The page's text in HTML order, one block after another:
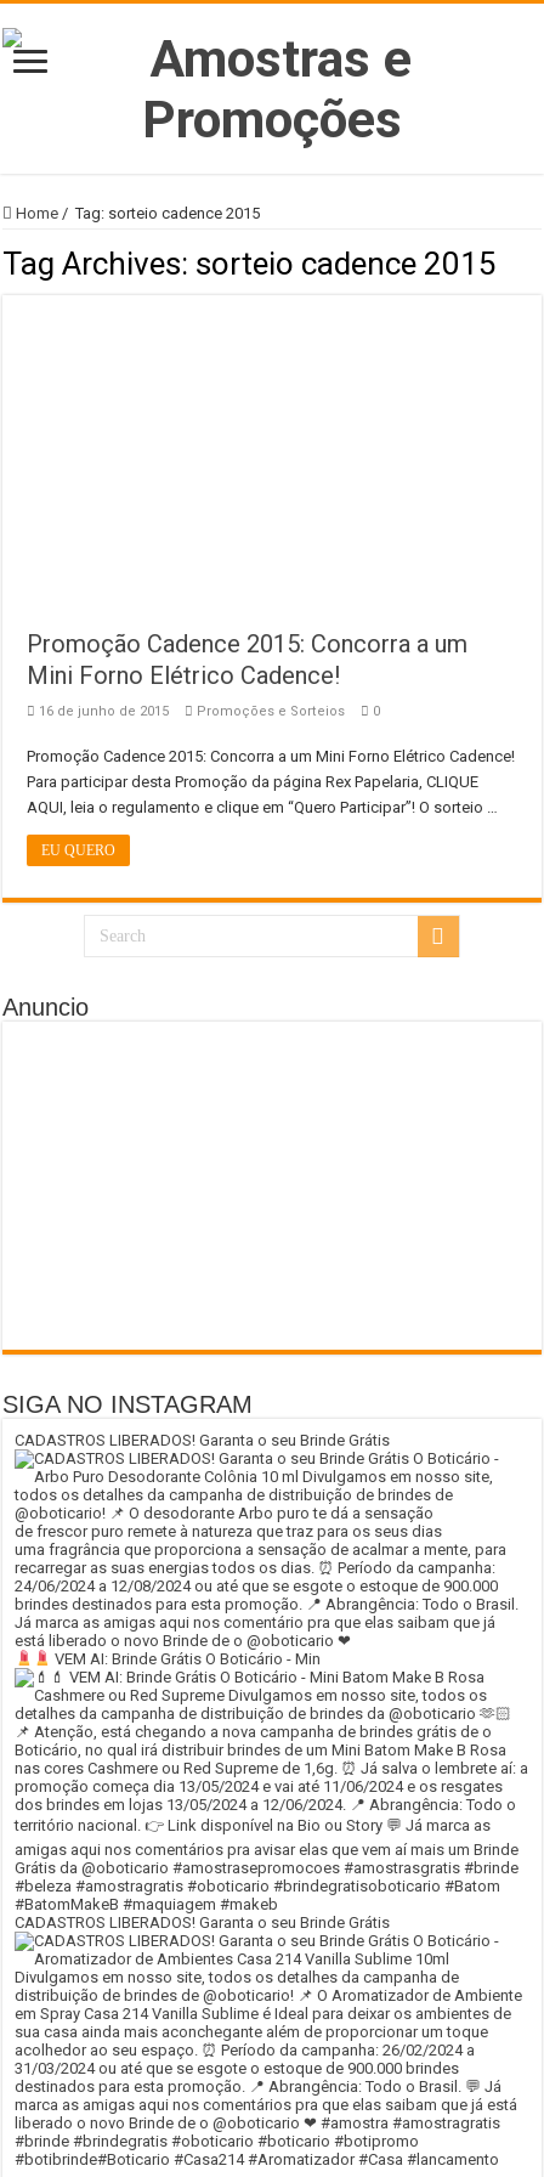
Home / Tag: sorteio cadence 2015
Tag Archives: sorteio cadence 2015
Promoção Cadence 2015: Concorra a um
Mini Forno Elétrico Cadence!
16 de junho de 2015 Promoções e Sorteios 0
Promoção Cadence 2015: Concorra a um Mini Forno Elétrico Cadence!
Para participar desta Promoção da página Rex Papelaria, CLIQUE
AQUI, leia o regulamento e clique em “Quero Participar”! O sorteio …
EU QUERO
Anuncio
SIGA NO INSTAGRAM
CADASTROS LIBERADOS! Garanta o seu Brinde Grátis
VEM AI: Brinde Grátis O Boticário - Min
CADASTROS LIBERADOS! Garanta o seu Brinde Grátis